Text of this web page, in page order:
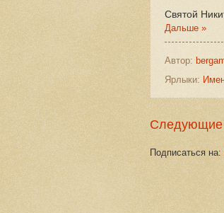
Святой
Дальше »
Автор:
Ярлыки:
Следующие
Подписаться на: